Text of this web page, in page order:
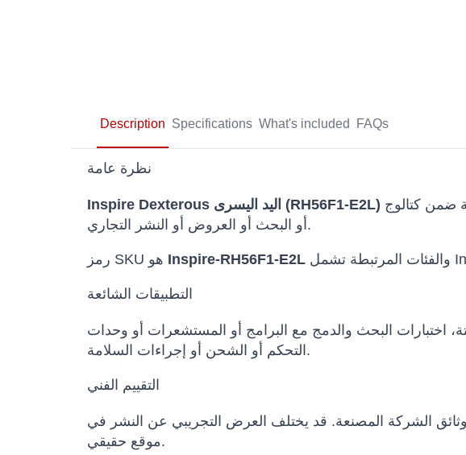
Description Specifications What's included FAQs
نظرة عامة
Inspire Dexterous اليد اليسرى (RH56F1-E2L)
أو البحث أو العروض أو النشر التجاري.
Inspire-RH56F1-E2L
التطبيقات الشائعة
اختبارات البحث والدمج مع البرامج أو المستشعرات أو وحدات
التحكم أو الشحن أو إجراءات السلامة.
التقييم الفني
ووثائق الشركة المصنعة. قد يختلف العرض التجريبي عن النشر في
موقع حقيقي.